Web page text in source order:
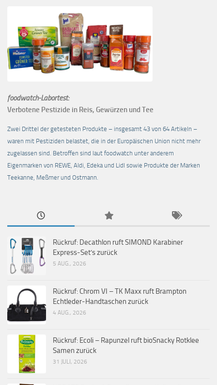
foodwatch-Labortest:
Verbotene Pestizide in Reis, Gewürzen und Tee
Zwei Drittel der getesteten Produkte – insgesamt 43 von 64 Artikeln –
waren mit Pestiziden belastet, die in der Europäischen Union nicht mehr
zugelassen sind. Betroffen sind laut foodwatch unter anderem
Eigenmarken von REWE, Aldi, Edeka und Lidl sowie Produkte der Marken
Teekanne, Meßmer und Ostmann.
Rückruf: Decathlon ruft SIMOND Karabiner
Express-Set’s zurück
5 AUG., 2026
Rückruf: Chrom VI – TK Maxx ruft Brampton
Echtleder-Handtaschen zurück
4 AUG., 2026
Rückruf: Ecoli – Rapunzel ruft bioSnacky Rotklee
Samen zurück
31 JULI, 2026